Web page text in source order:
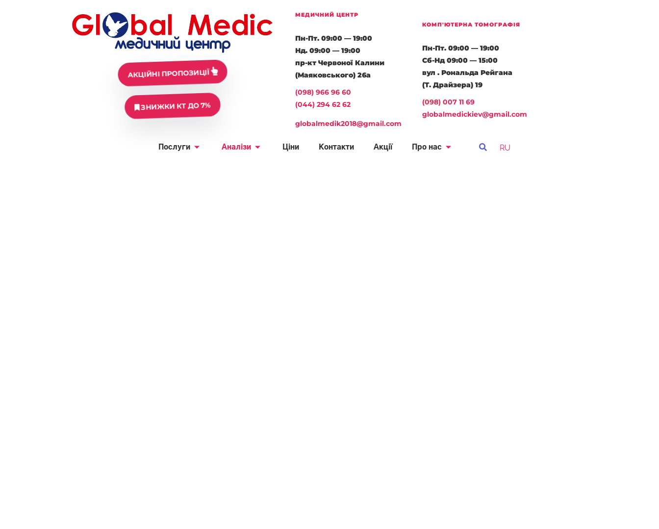
АКЦІЙНІ ПРОПОЗИЦІЇ
ЗНИЖКИ КТ ДО 7%
МЕДИЧНИЙ ЦЕНТР
Пн-Пт. 09:00 — 19:00
Нд. 09:00 — 19:00
пр-кт Червоної Калини
(Маяковського) 26а
(098) 966 96 60
(044) 294 62 62
globalmedik2018@gmail.com
КОМП'ЮТЕРНА ТОМОГРАФІЯ
Пн-Пт. 09:00 — 19:00
Сб-Нд 09:00 — 15:00
вул . Рональда Рейгана
(Т. Драйзера) 19
(098) 007 11 69
globalmedickiev@gmail.com
Послуги Аналізи Ціни Контакти Акції Про нас RU